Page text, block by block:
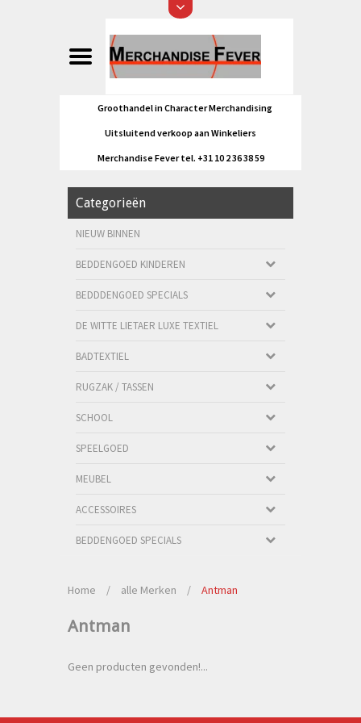
Groothandel in Character Merchandising
Uitsluitend verkoop aan Winkeliers
Merchandise Fever tel. +31 10 2 36 38 59
Categorieën
NIEUW BINNEN
BEDDENGOED KINDEREN
BEDDDENGOED SPECIALS
DE WITTE LIETAER LUXE TEXTIEL
BADTEXTIEL
RUGZAK / TASSEN
SCHOOL
SPEELGOED
MEUBEL
ACCESSOIRES
BEDDENGOED SPECIALS
Home / alle Merken / Antman
Antman
Geen producten gevonden!...